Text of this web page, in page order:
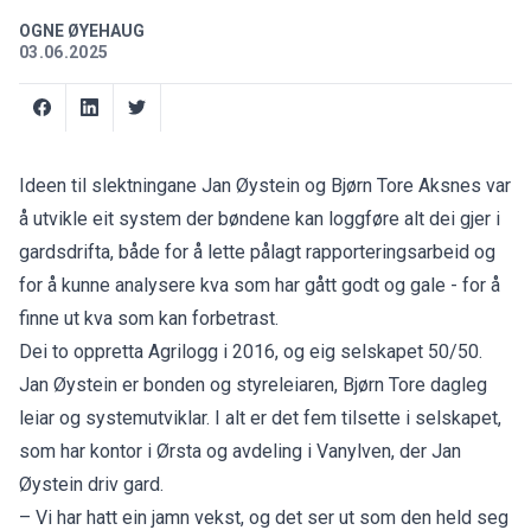
OGNE ØYEHAUG
03.06.2025
Ideen til slektningane Jan Øystein og Bjørn Tore Aksnes var
å utvikle eit system der bøndene kan loggføre alt dei gjer i
gardsdrifta, både for å lette pålagt rapporteringsarbeid og
for å kunne analysere kva som har gått godt og gale - for å
finne ut kva som kan forbetrast.
Dei to oppretta Agrilogg i 2016, og eig selskapet 50/50.
Jan Øystein er bonden og styreleiaren, Bjørn Tore dagleg
leiar og systemutviklar. I alt er det fem tilsette i selskapet,
som har kontor i Ørsta og avdeling i Vanylven, der Jan
Øystein driv gard.
– Vi har hatt ein jamn vekst, og det ser ut som den held seg